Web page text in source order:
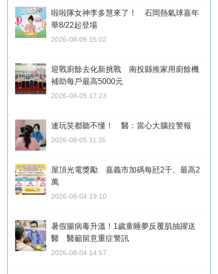
啦啦隊女神李多慧來了！ 石岡熱氣球嘉年
華8/22起登場
2026-08-06 15:02
迎戰廚餘去化新挑戰 南投縣推家用廚餘機
補助每戶最高5000元
2026-08-05 17:23
連玩笑都聽不懂！ 醫：當心大腦拉警報
2026-08-05 11:35
屋頂光電獎勵 嘉義市加碼每瓩2千、最高2
萬
2026-08-04 19:10
暑假腸病毒升溫！1歲童睡夢反覆肌抽躍送
醫 醫籲留意重症警訊
2026-08-04 14:57